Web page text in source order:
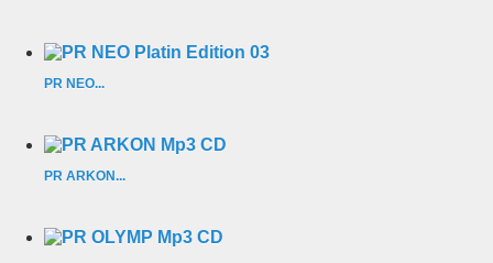
PR NEO...
PR ARKON...